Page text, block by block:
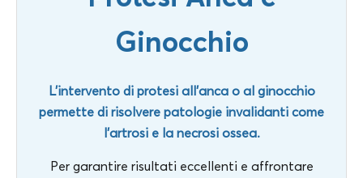
Ginocchio
L’intervento di protesi all’anca o al ginocchio
permette di risolvere patologie invalidanti come
l’artrosi e la necrosi ossea.
Per garantire risultati eccellenti e affrontare